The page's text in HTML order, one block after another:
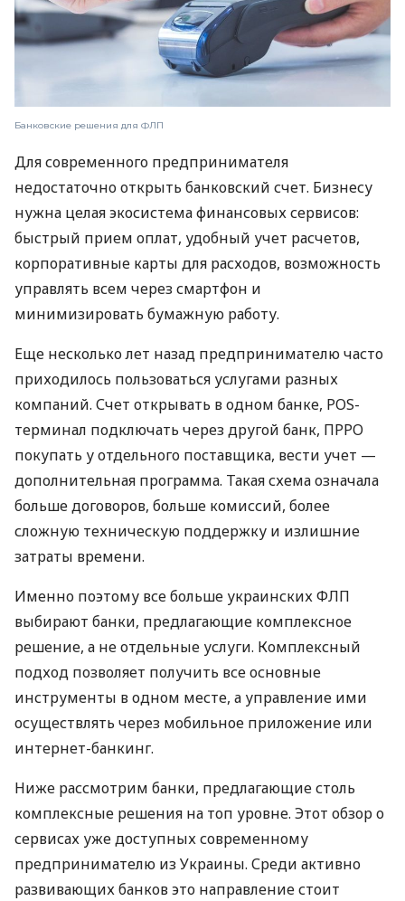
Банковские решения для ФЛП
Для современного предпринимателя
недостаточно открыть банковский счет. Бизнесу
нужна целая экосистема финансовых сервисов:
быстрый прием оплат, удобный учет расчетов,
корпоративные карты для расходов, возможность
управлять всем через смартфон и
минимизировать бумажную работу.
Еще несколько лет назад предпринимателю часто
приходилось пользоваться услугами разных
компаний. Счет открывать в одном банке, POS-
терминал подключать через другой банк, ПРРО
покупать у отдельного поставщика, вести учет —
дополнительная программа. Такая схема означала
больше договоров, больше комиссий, более
сложную техническую поддержку и излишние
затраты времени.
Именно поэтому все больше украинских ФЛП
выбирают банки, предлагающие комплексное
решение, а не отдельные услуги. Комплексный
подход позволяет получить все основные
инструменты в одном месте, а управление ими
осуществлять через мобильное приложение или
интернет-банкинг.
Ниже рассмотрим банки, предлагающие столь
комплексные решения на топ уровне. Этот обзор о
сервисах уже доступных современному
предпринимателю из Украины. Среди активно
развивающих банков это направление стоит